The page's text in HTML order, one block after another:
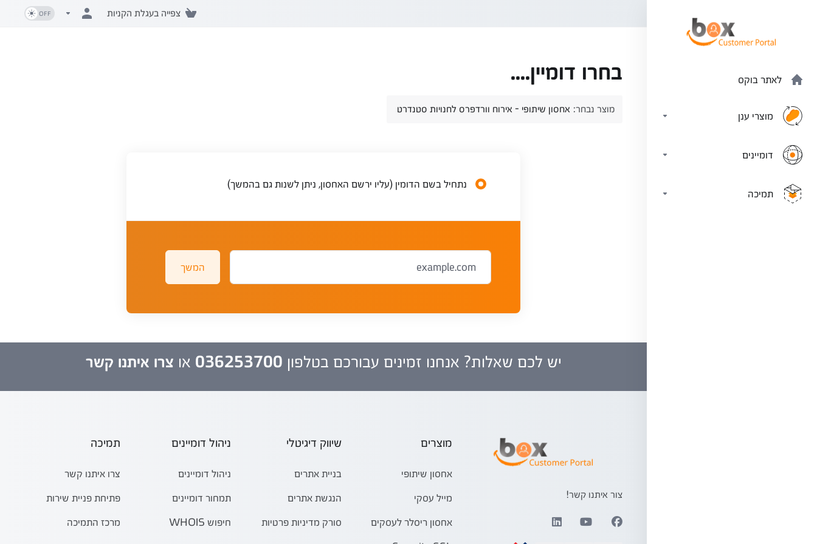
לאתר בוקס
מוצרי ענן
דומיינים
תמיכה
צפייה בעגלת הקניות
בחרו דומיין....
מוצר נבחר: אחסון שיתופי - אירוח וורדפרס לחנויות סטנדרט
נתחיל בשם הדומין (עליו ירשם האחסון, ניתן לשנות גם בהמשך)
המשך
יש לכם שאלות? אנחנו זמינים עבורכם בטלפון 036253700 או צרו איתנו קשר
צור איתנו קשר!
מוצרים
אחסון שיתופי
מייל עסקי
אחסון ריסלר לעסקים
שיווק דיגיטלי
בניית אתרים
הנגשת אתרים
סורק מדיניות פרטיות
ניהול דומיינים
ניהול דומיינים
תמחור דומיינים
חיפוש WHOIS
תמיכה
צרו איתנו קשר
פתיחת פניית שירות
מרכז התמיכה